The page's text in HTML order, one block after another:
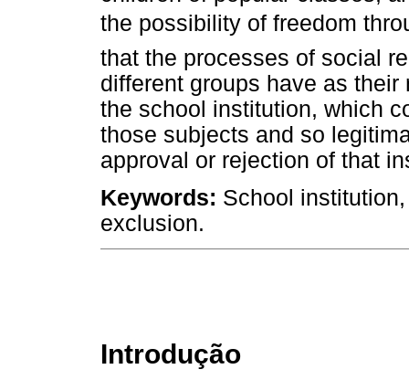
the possibility of freedom
that the processes of social
different groups have as
the school institution, which
those subjects and so
approval or rejection of that
Keywords: School
exclusion.
Introdução